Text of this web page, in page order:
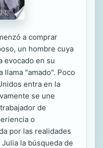
a comprar
un hombre cuya
evocado en su
llama "amado". Poco
entra en la
se une
de
o
por las realidades
la búsqueda de